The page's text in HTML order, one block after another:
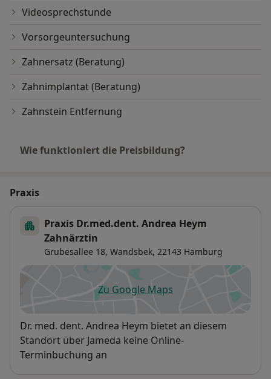
Videosprechstunde
Vorsorgeuntersuchung
Zahnersatz (Beratung)
Zahnimplantat (Beratung)
Zahnstein Entfernung
Wie funktioniert die Preisbildung?
Praxis
Praxis Dr.med.dent. Andrea Heym
Zahnärztin
Grubesallee 18, Wandsbek, 22143 Hamburg
Zu Google Mapsöffnet in einer neuen
Verfügbarkeit
Dr. med. dent. Andrea Heym bietet an diesem
Standort über Jameda keine Online-
Terminbuchung an